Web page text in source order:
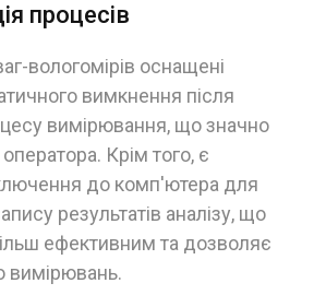
процесів
вологомірів оснащені
вимкнення після
вимірювання, що значно
Крім того, є
до комп'ютера для
результатів аналізу, що
ефективним та дозволяє
вимірювань.